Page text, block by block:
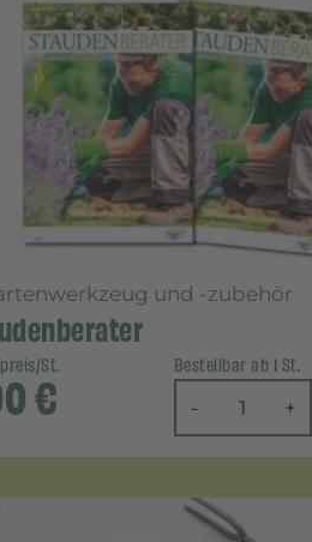
und -zubehör
St.
€
Bestellbar ab 1 St.
- +